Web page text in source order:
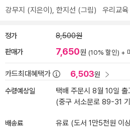
강무지 (지은이), 한지선 (그림) 우리교육
정가 8,500원
판매가 7,650원 (10% 할인) +
카드최대혜택가 6,503원
수령예상일
택배 주문시 8월 10일 출
(중구 서소문로 89-31
배송료 유료 (도서 1만5천원 이